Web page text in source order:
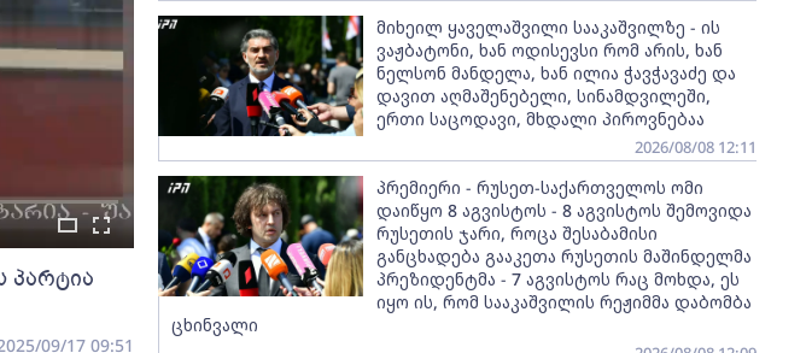
პარტია
09/17 09:51
მიხეილ ყაველაშვილი სააკაშვილზე - ის
ვაჟბატონი, ხან ოდისევსი რომ არის, ხან
ნელსონ მანდელა, ხან ილია ჭავჭავაძე და
დავით აღმაშენებელი, სინამდვილეში,
ერთი საცოდავი, მხდალი პიროვნებაა
2026/08/08 12:11
პრემიერი - რუსეთ-საქართველოს ომი
დაიწყო 8 აგვისტოს - 8 აგვისტოს შემოვიდა
რუსეთის ჯარი, როცა შესაბამისი
განცხადება გააკეთა რუსეთის მაშინდელმა
პრეზიდენტმა - 7 აგვისტოს რაც მოხდა, ეს
იყო ის, რომ სააკაშვილის რეჟიმმა დაბომბა
ცხინვალი